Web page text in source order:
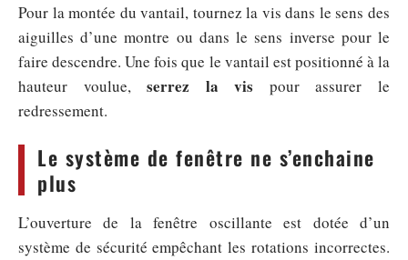
Pour la montée du vantail, tournez la vis dans le sens des
aiguilles d’une montre ou dans le sens inverse pour le
faire descendre. Une fois que le vantail est positionné à la
hauteur voulue,serrez la vis pour assurer le
redressement.
Le système de fenêtre ne s’enchaine
plus
L’ouverture de la fenêtre oscillante est dotée d’un
système de sécurité empêchant les rotations incorrectes.